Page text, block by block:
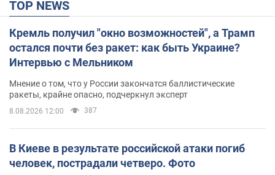
TOP NEWS
Кремль получил "окно возможностей", а Трамп
остался почти без ракет: как быть Украине?
Интервью с Мельником
Мнение о том, что у России закончатся баллистические
ракеты, крайне опасно, подчеркнул эксперт
8.08.2026 12:00 387
В Киеве в результате российской атаки погиб
человек, пострадали четверо. Фото